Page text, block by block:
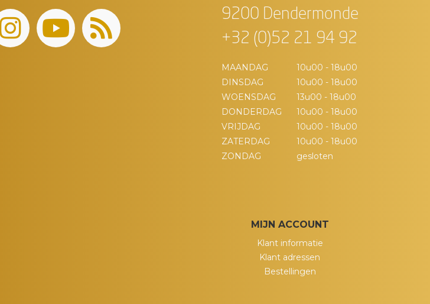
9200 Dendermonde
+32 (0)52 21 94 92
MAANDAG
10u00 - 18u00
DINSDAG
10u00 - 18u00
WOENSDAG
13u00 - 18u00
DONDERDAG
10u00 - 18u00
VRIJDAG
10u00 - 18u00
ZATERDAG
10u00 - 18u00
ZONDAG
gesloten
MIJN ACCOUNT
Klant informatie
Klant adressen
Bestellingen